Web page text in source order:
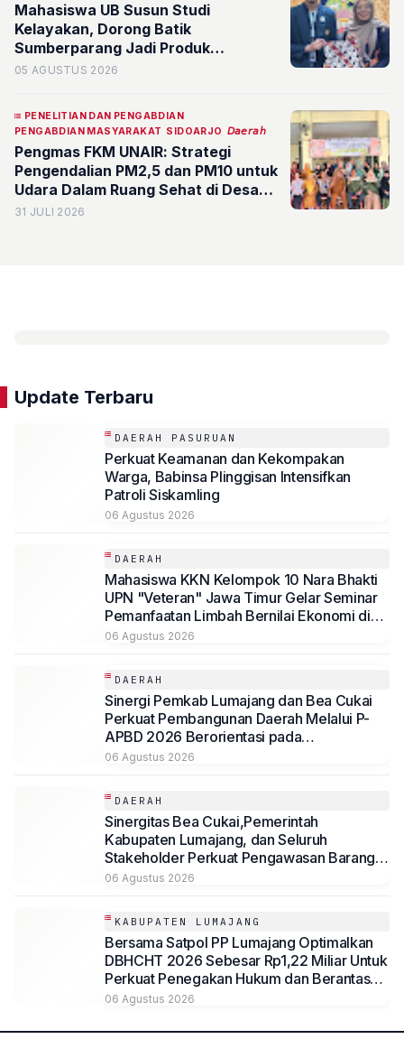
Mahasiswa UB Susun Studi
Kelayakan, Dorong Batik
Sumberparang Jadi Produk
Unggulan dan Identitas Desa
05 AGUSTUS 2026
PENELITIAN DAN PENGABDIAN
PENGABDIAN MASYARAKAT SIDOARJO 𝘋𝘢𝘦𝘳𝘢𝘩
Pengmas FKM UNAIR: Strategi
Pengendalian PM2,5 dan PM10 untuk
Udara Dalam Ruang Sehat di Desa
Tropodo
31 JULI 2026
Update Terbaru
DAERAH PASURUAN
Perkuat Keamanan dan Kekompakan
Warga, Babinsa Plinggisan Intensifkan
Patroli Siskamling
06 Agustus 2026
DAERAH
Mahasiswa KKN Kelompok 10 Nara Bhakti
UPN "Veteran" Jawa Timur Gelar Seminar
Pemanfaatan Limbah Bernilai Ekonomi di
Desa Mojoduwur
06 Agustus 2026
DAERAH
Sinergi Pemkab Lumajang dan Bea Cukai
Perkuat Pembangunan Daerah Melalui P-
APBD 2026 Berorientasi pada
Kesejahteraan Masyarakat
06 Agustus 2026
DAERAH
Sinergitas Bea Cukai,Pemerintah
Kabupaten Lumajang, dan Seluruh
Stakeholder Perkuat Pengawasan Barang
Kena Cukai Ilegal Melalui Pemanfaatan
06 Agustus 2026
KABUPATEN LUMAJANG
Bersama Satpol PP Lumajang Optimalkan
DBHCHT 2026 Sebesar Rp1,22 Miliar Untuk
Perkuat Penegakan Hukum dan Berantas
Rokok Ilegal
06 Agustus 2026